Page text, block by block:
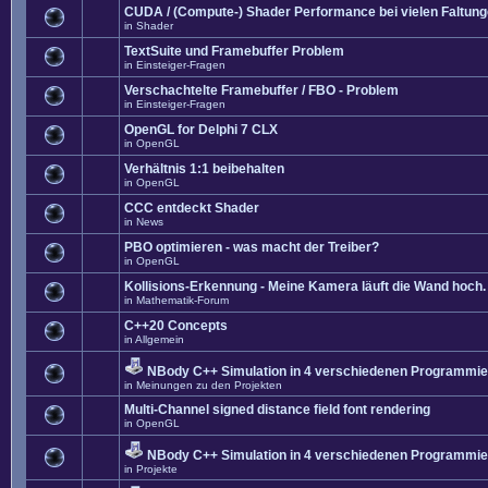
CUDA / (Compute-) Shader Performance bei vielen
in Shader
TextSuite und Framebuffer Problem
in Einsteiger-Fragen
Verschachtelte Framebuffer / FBO - Problem
in Einsteiger-Fragen
OpenGL for Delphi 7 CLX
in OpenGL
Verhältnis 1:1 beibehalten
in OpenGL
CCC entdeckt Shader
in News
PBO optimieren - was macht der Treiber?
in OpenGL
Kollisions-Erkennung - Meine Kamera läuft die Wand hoch.
in Mathematik-Forum
C++20 Concepts
in Allgemein
NBody C++ Simulation in 4 verschiedenen
in Meinungen zu den Projekten
Multi-Channel signed distance field font rendering
in OpenGL
NBody C++ Simulation in 4 verschiedenen
in Projekte